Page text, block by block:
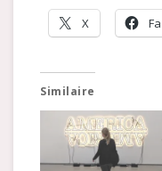
X
Similaire